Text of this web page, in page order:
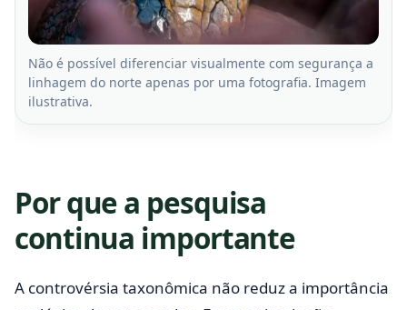
Não é possível diferenciar visualmente com segurança a
linhagem do norte apenas por uma fotografia. Imagem
ilustrativa.
Por que a pesquisa
continua importante
A controvérsia taxonômica não reduz a importância